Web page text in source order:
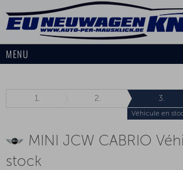
MENU
1. 2. 3.
Véhicule en
MINI JCW CABRIO
stock